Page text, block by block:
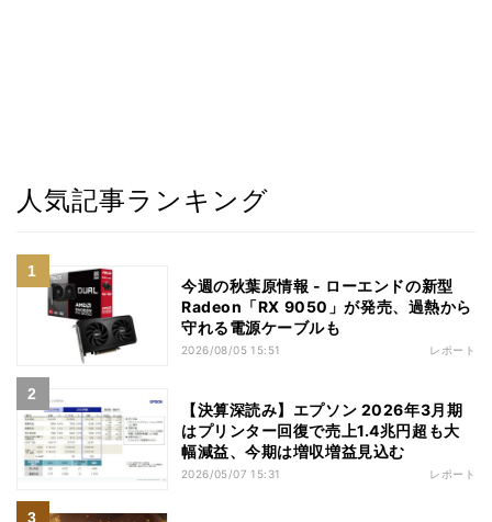
人気記事ランキング
今週の秋葉原情報 - ローエンドの新型
Radeon「RX 9050」が発売、過熱から
守れる電源ケーブルも
2026/08/05 15:51 レポート
【決算深読み】エプソン 2026年3月期
はプリンター回復で売上1.4兆円超も大
幅減益、今期は増収増益見込む
2026/05/07 15:31 レポート